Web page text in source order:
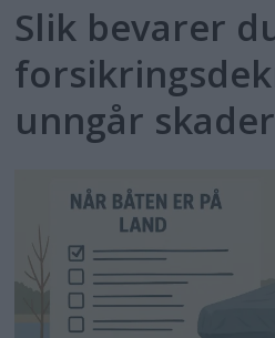
Slik bevarer
unngår